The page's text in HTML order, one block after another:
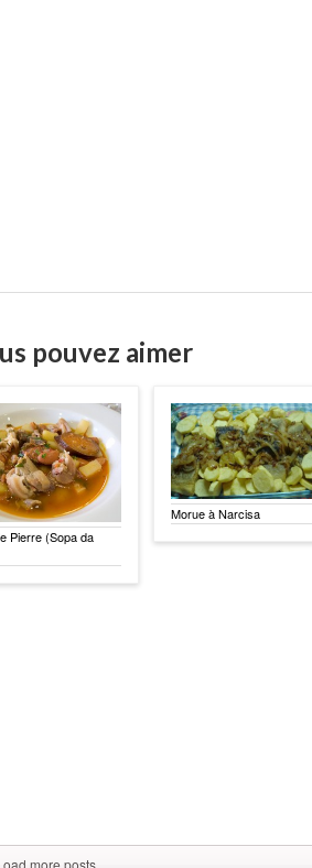
pouvez aimer
Pierre (Sopa da
Morue à Narcisa